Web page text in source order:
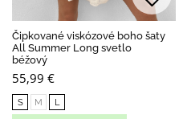
Čipkované viskózové boho šaty
All Summer Long svetlo
béžový
55,99 €
S M L